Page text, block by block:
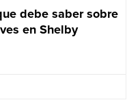
debe saber sobre
en Shelby